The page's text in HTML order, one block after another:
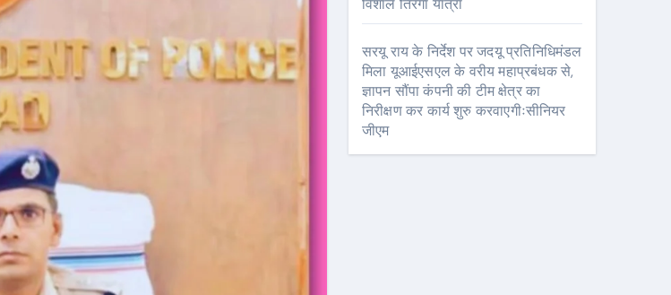
विशाल तिरंगा यात्रा
सरयू राय के निर्देश पर जदयू प्रतिनिधिमंडल
मिला यूआईएसएल के वरीय महाप्रबंधक से,
ज्ञापन सौंपा कंपनी की टीम क्षेत्र का
निरीक्षण कर कार्य शुरु करवाएगीःसीनियर
जीएम